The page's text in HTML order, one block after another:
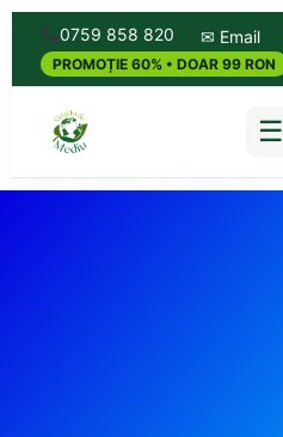
0759 858 820 ✉ Email
PROMOȚIE 60% • DOAR 99 RON
☰